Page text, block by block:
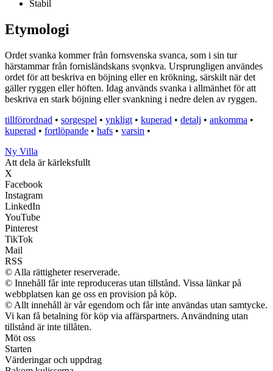
Stabil
Etymologi
Ordet svanka kommer från fornsvenska svanca, som i sin tur
härstammar från fornisländskans svǫnkva. Ursprungligen användes
ordet för att beskriva en böjning eller en krökning, särskilt när det
gäller ryggen eller höften. Idag används svanka i allmänhet för att
beskriva en stark böjning eller svankning i nedre delen av ryggen.
tillförordnad • sorgespel • ynkligt • kuperad • detalj • ankomma •
kuperad • fortlöpande • hafs • varsin •
Ny Villa
Att dela är kärleksfullt
X
Facebook
Instagram
LinkedIn
YouTube
Pinterest
TikTok
Mail
RSS
© Alla rättigheter reserverade.
© Innehåll får inte reproduceras utan tillstånd. Vissa länkar på
webbplatsen kan ge oss en provision på köp.
© Allt innehåll är vår egendom och får inte användas utan samtycke.
Vi kan få betalning för köp via affärspartners. Användning utan
tillstånd är inte tillåten.
Möt oss
Starten
Värderingar och uppdrag